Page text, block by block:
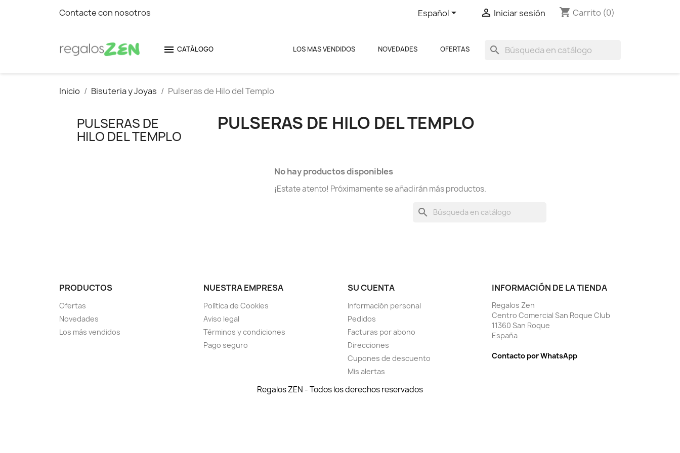
Contacte con nosotros Español  Iniciar sesión shopping_cart Carrito (0)
search
OFERTAS
NOVEDADES
LOS MAS VENDIDOS
 CATÁLOGO
Inicio Bisuteria y Joyas Pulseras de Hilo del Templo
PULSERAS DE
HILO DEL TEMPLO
PULSERAS DE HILO DEL TEMPLO
No hay productos disponibles
¡Estate atento! Próximamente se añadirán más productos.
search
PRODUCTOS
Ofertas
Novedades
Los más vendidos
NUESTRA EMPRESA
Política de Cookies
Aviso legal
Términos y condiciones
Pago seguro
SU CUENTA
Información personal
Pedidos
Facturas por abono
Direcciones
Cupones de descuento
Mis alertas
INFORMACIÓN DE LA TIENDA
Regalos Zen
Centro Comercial San Roque Club
11360 San Roque
España
Contacto por WhatsApp
Regalos ZEN - Todos los derechos reservados